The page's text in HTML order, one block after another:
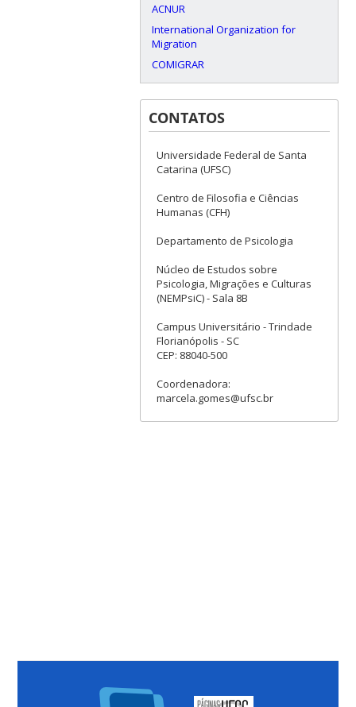
ACNUR
International Organization for
Migration
COMIGRAR
CONTATOS
Universidade Federal de Santa
Catarina (UFSC)
Centro de Filosofia e Ciências
Humanas (CFH)
Departamento de Psicologia
Núcleo de Estudos sobre
Psicologia, Migrações e Culturas
(NEMPsiC) - Sala 8B
Campus Universitário - Trindade
Florianópolis - SC
CEP: 88040-500
Coordenadora:
marcela.gomes@ufsc.br